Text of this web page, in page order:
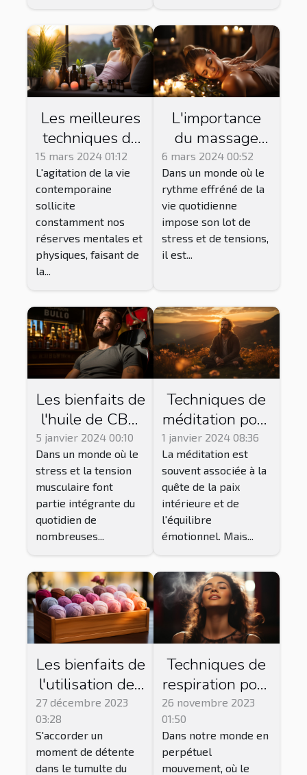
Les meilleures
techniques de
relaxation pour
profiter des
bienfaits des
produits CBD
15 mars 2024 01:12
L'agitation de la vie
contemporaine
sollicite
constamment nos
réserves mentales et
physiques, faisant de
la...
L'importance
du massage
pour la détente
corporelle et
mentale
6 mars 2024 00:52
Dans un monde où le
rythme effréné de la
vie quotidienne
impose son lot de
stress et de tensions,
il est...
Les bienfaits de
l'huile de CBD
pour une
relaxation
musculaire
5 janvier 2024 00:10
Dans un monde où le
stress et la tension
musculaire font
partie intégrante du
quotidien de
nombreuses...
Techniques de
méditation pour
renforcer la
confiance en soi
1 janvier 2024 08:36
La méditation est
souvent associée à la
quête de la paix
intérieure et de
l'équilibre
émotionnel. Mais...
Les bienfaits de
l'utilisation des
savons feutrés
pour une
expérience de
bain relaxante
27 décembre 2023
03:28
S'accorder un
moment de détente
dans le tumulte du
Techniques de
respiration pour
réduire
l'anxiété et
améliorer le
bien-être
26 novembre 2023
01:50
Dans notre monde en
perpétuel
mouvement, où le